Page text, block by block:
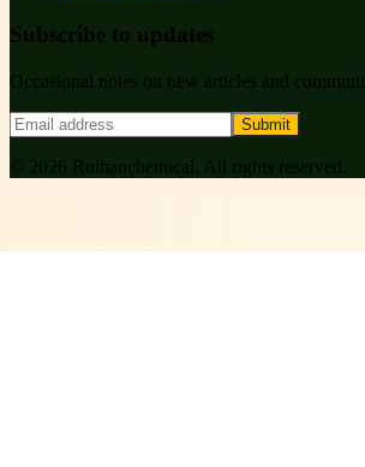
Subscribe to updates
Occasional notes on new articles and
Submit
© 2026 Ruihanchemical . All rights reserved.